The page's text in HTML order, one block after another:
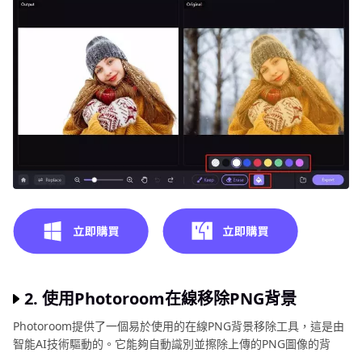
2. 使用Photoroom在線移除PNG背景
Photoroom提供了一個易於使用的在線PNG背景移除工具，這是由
智能AI技術驅動的。它能夠自動識別並擦除上傳的PNG圖像的背